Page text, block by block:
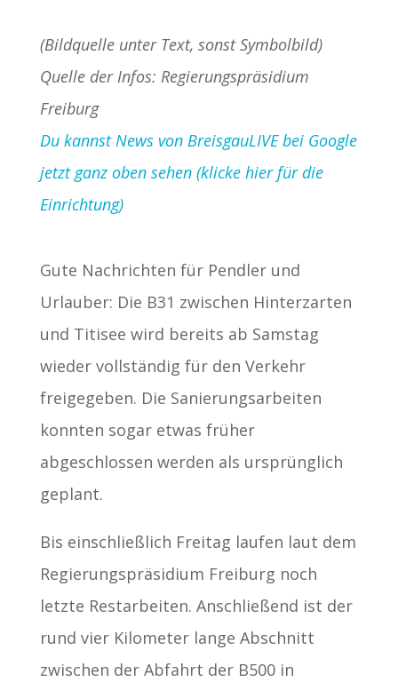
(Bildquelle unter Text, sonst Symbolbild)
Quelle der Infos: Regierungspräsidium
Freiburg
Du kannst News von BreisgauLIVE bei Google
jetzt ganz oben sehen (klicke hier für die
Einrichtung)
Gute Nachrichten für Pendler und
Urlauber: Die B31 zwischen Hinterzarten
und Titisee wird bereits ab Samstag
wieder vollständig für den Verkehr
freigegeben. Die Sanierungsarbeiten
konnten sogar etwas früher
abgeschlossen werden als ursprünglich
geplant.
Bis einschließlich Freitag laufen laut dem
Regierungspräsidium Freiburg noch
letzte Restarbeiten. Anschließend ist der
rund vier Kilometer lange Abschnitt
zwischen der Abfahrt der B500 in